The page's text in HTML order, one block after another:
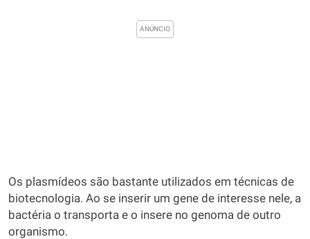
Os plasmídeos são bastante utilizados em técnicas de
biotecnologia. Ao se inserir um gene de interesse nele, a
bactéria o transporta e o insere no genoma de outro
organismo.